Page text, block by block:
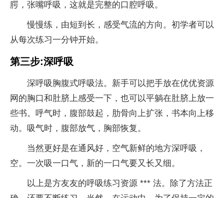
腭，张嘴呼吸，这就是完整的口腔呼吸。
慢慢练，由短到长，感受气流的方向。初学者可以
从每次练习一分钟开始。
第三步:深呼吸
深呼吸胸腹式呼吸法。新手可以把手放在优优资源
网的胸口和肚脐上感受一下，也可以平躺在肚脐上放一
些书。呼气时，腹部鼓起，肋骨向上扩张，书本向上移
动。吸气时，腹部放气，胸部恢复。
当然更好是在通风好，空气新鲜的地方深呼吸，
空。一次吸一口气，新的一口气要又长又细。
以上是方友友的呼吸练习资源 *** 法。除了方法正